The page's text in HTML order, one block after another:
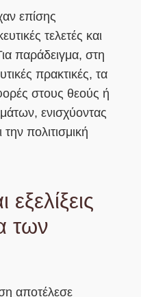
επίσης
τελετές και
παράδειγμα, στη
πρακτικές, τα
στους θεούς ή
ενισχύοντας
πολιτισμική
των
αποτέλεσε